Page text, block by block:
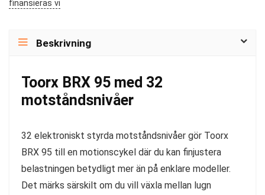
finansieras vi
Beskrivning
Toorx BRX 95 med 32
motståndsnivåer
32 elektroniskt styrda motståndsnivåer gör Toorx
BRX 95 till en motionscykel där du kan finjustera
belastningen betydligt mer än på enklare modeller.
Det märks särskilt om du vill växla mellan lugn